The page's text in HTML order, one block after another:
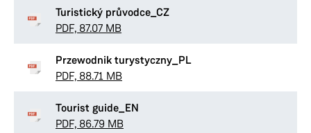
Turistický průvodce_CZ
PDF, 87.07 MB
Przewodnik turystyczny_PL
PDF, 88.71 MB
Tourist guide_EN
PDF, 86.79 MB